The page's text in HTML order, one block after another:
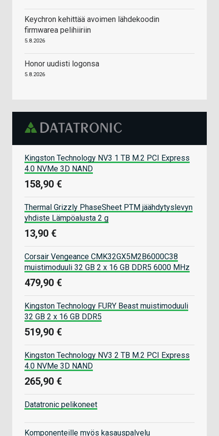
Keychron kehittää avoimen lähdekoodin
firmwarea pelihiiriin
5.8.2026
Honor uudisti logonsa
5.8.2026
Kingston Technology NV3 1 TB M.2 PCI Express
4.0 NVMe 3D NAND
158,90 €
Thermal Grizzly PhaseSheet PTM jäähdytyslevyn
yhdiste Lämpöalusta 2 g
13,90 €
Corsair Vengeance CMK32GX5M2B6000C38
muistimoduuli 32 GB 2 x 16 GB DDR5 6000 MHz
479,90 €
Kingston Technology FURY Beast muistimoduuli
32 GB 2 x 16 GB DDR5
519,90 €
Kingston Technology NV3 2 TB M.2 PCI Express
4.0 NVMe 3D NAND
265,90 €
Datatronic pelikoneet
Komponenteille myös kasauspalvelu